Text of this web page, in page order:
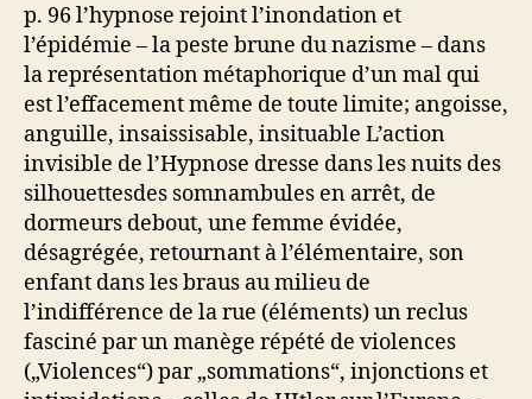
p. 96 l’hypnose rejoint l’inondation et
l’épidémie – la peste brune du nazisme – dans
la représentation métaphorique d’un mal qui
est l’effacement même de toute limite; angoisse,
anguille, insaissisable, insituable L’action
invisible de l’Hypnose dresse dans les nuits des
silhouettesdes somnambules en arrêt, de
dormeurs debout, une femme évidée,
désagrégée, retournant à l’élémentaire, son
enfant dans les braus au milieu de
l’indifférence de la rue (éléments) un reclus
fasciné par un manège répété de violences
(„Violences“) par „sommations“, injonctions et